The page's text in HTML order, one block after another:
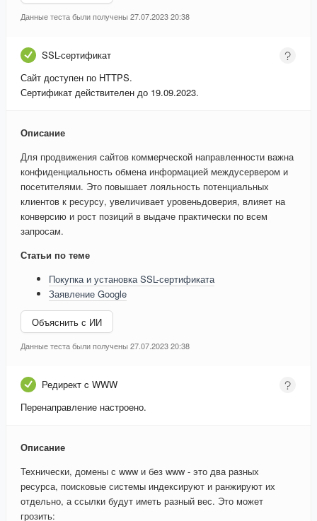
Данные теста были получены 27.07.2023 20:38
SSL-сертификат
Сайт доступен по HTTPS.
Сертификат действителен до 19.09.2023.
Описание
Для продвижения сайтов коммерческой направленности важна
конфиденциальность обмена информацией междусервером и
посетителями. Это повышает лояльность потенциальных
клиентов к ресурсу, увеличивает уровеньдоверия, влияет на
конверсию и рост позиций в выдаче практически по всем
запросам.
Статьи по теме
Покупка и установка SSL-сертификата
Заявление Google
Объяснить с ИИ
Данные теста были получены 27.07.2023 20:38
Редирект c WWW
Перенаправление настроено.
Описание
Технически, домены с www и без www - это два разных
ресурса, поисковые системы индексируют и ранжируют их
отдельно, а ссылки будут иметь разный вес. Это может
грозить: